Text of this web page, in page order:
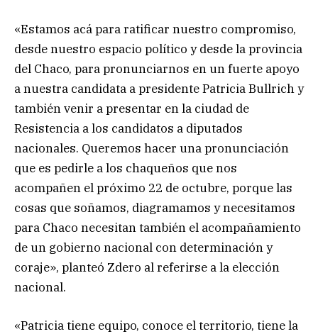
«Estamos acá para ratificar nuestro compromiso,
desde nuestro espacio político y desde la provincia
del Chaco, para pronunciarnos en un fuerte apoyo
a nuestra candidata a presidente Patricia Bullrich y
también venir a presentar en la ciudad de
Resistencia a los candidatos a diputados
nacionales. Queremos hacer una pronunciación
que es pedirle a los chaqueños que nos
acompañen el próximo 22 de octubre, porque las
cosas que soñamos, diagramamos y necesitamos
para Chaco necesitan también el acompañamiento
de un gobierno nacional con determinación y
coraje», planteó Zdero al referirse a la elección
nacional.
«Patricia tiene equipo, conoce el territorio, tiene la